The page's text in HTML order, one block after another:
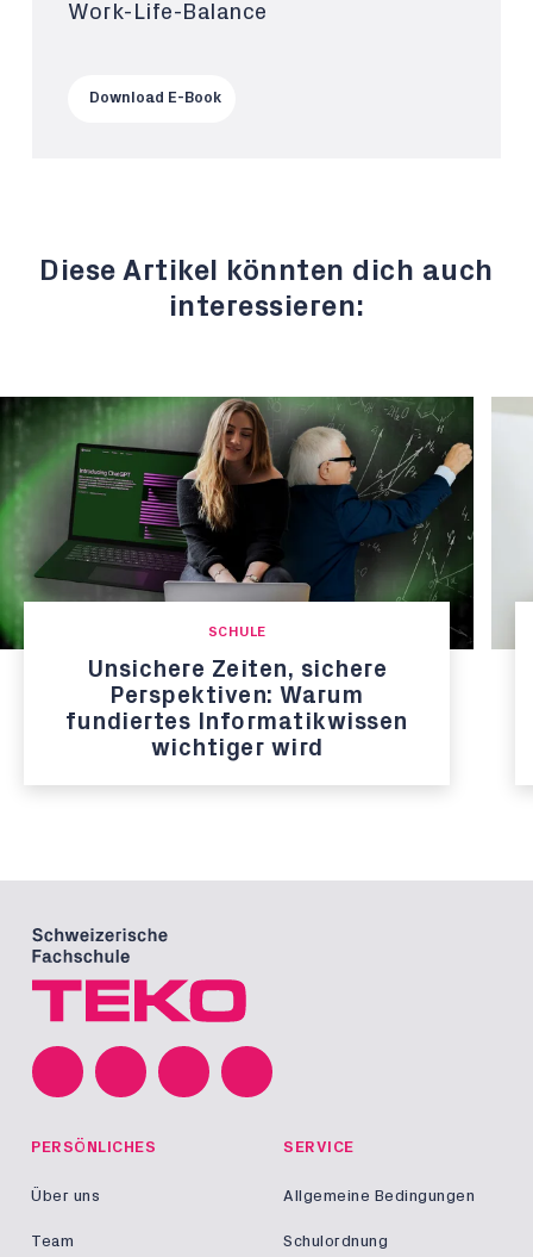
Work-Life-Balance
Download E-Book
Diese Artikel könnten dich auch
interessieren:
SCHULE
Unsichere Zeiten, sichere
Perspektiven: Warum
fundiertes Informatikwissen
wichtiger wird
PERSÖNLICHES
Über uns
Team
SERVICE
Allgemeine Bedingungen
Schulordnung